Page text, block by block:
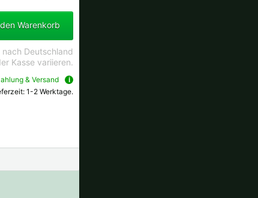
Warenkorb
nach Deutschland
Kasse variieren.
& Versand
1-2 Werktage.